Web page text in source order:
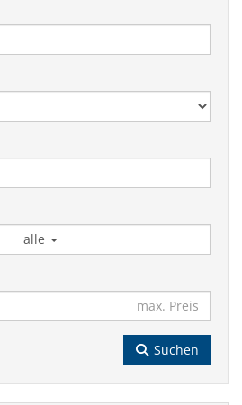
alle
Suchen